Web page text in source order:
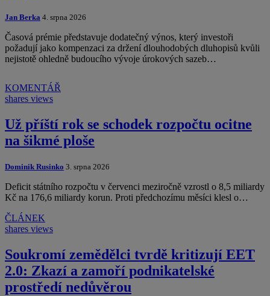
Jan Berka 4. srpna 2026
Časová prémie představuje dodatečný výnos, který investoři
požadují jako kompenzaci za držení dlouhodobých dluhopisů kvůli
nejistotě ohledně budoucího vývoje úrokových sazeb…
KOMENTÁŘ
shares views
Už příští rok se schodek rozpočtu ocitne
na šikmé ploše
Dominik Rusinko 3. srpna 2026
Deficit státního rozpočtu v červenci meziročně vzrostl o 8,5 miliardy
Kč na 176,6 miliardy korun. Proti předchozímu měsíci klesl o…
ČLÁNEK
shares views
Soukromí zemědělci tvrdě kritizují EET
2.0: Zkazí a zamoří podnikatelské
prostředí nedůvěrou